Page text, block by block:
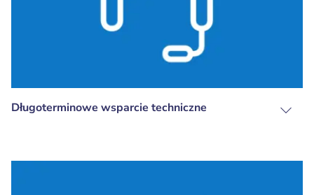
Długoterminowe wsparcie techniczne